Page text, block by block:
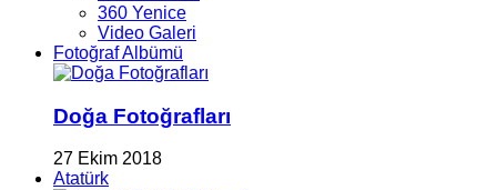
360 Yenice
Video Galeri
Fotoğraf Albümü
Doğa Fotoğrafları
27 Ekim 2018
Atatürk